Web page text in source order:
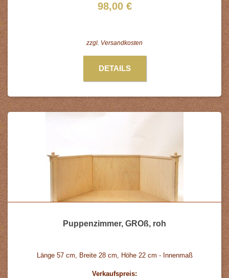
98,00 €
zzgl. Versandkosten
DETAILS
Puppenzimmer, GROß, roh
Länge 57 cm, Breite 28 cm, Höhe 22 cm - Innenmaß
Verkaufspreis: